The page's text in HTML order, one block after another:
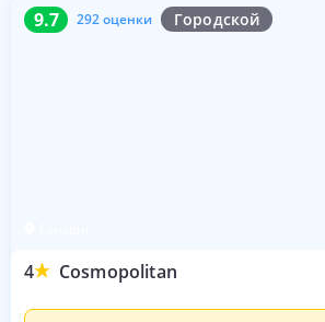
9.7 292 оценки Городской
4 Cosmopolitan
9.7 292 оценки